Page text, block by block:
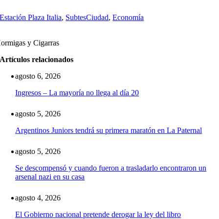
Estación Plaza Italia, SubtesCiudad,Economía
y Cigarras
Artículos relacionados
agosto 6, 2026
Ingresos – La mayoría no llega al día 20
agosto 5, 2026
Argentinos Juniors tendrá su primera maratón en La Paternal
agosto 5, 2026
Se descompensó y cuando fueron a trasladarlo encontraron un
arsenal nazi en su casa
agosto 4, 2026
El Gobierno nacional pretende derogar la ley del libro